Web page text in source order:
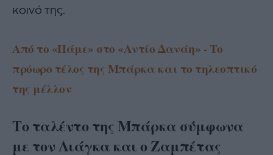
κοινό της.
Από το «Πάμε» στο «Αντίο Δανάη» - Το
πρόωρο τέλος της Μπάρκα και το τηλεοπτικό
της μέλλον
Το ταλέντο της Μπάρκα σύμφωνα
με τον Λιάγκα και ο Ζαμπέτας